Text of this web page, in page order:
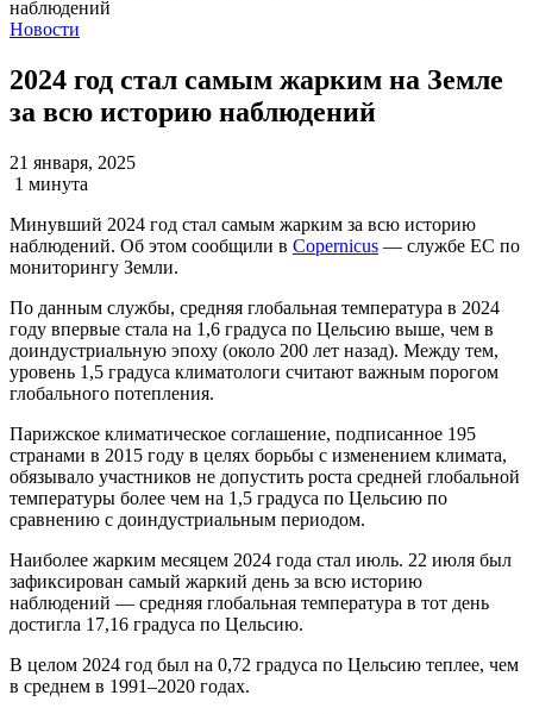
Новости
2024 год стал самым жарким на Земле
за всю историю наблюдений
21 января, 2025
1 минута
Минувший 2024 год стал самым жарким за всю историю
наблюдений. Об этом сообщили в Copernicus — службе ЕС по
мониторингу Земли.
По данным службы, средняя глобальная температура в 2024
году впервые стала на 1,6 градуса по Цельсию выше, чем в
доиндустриальную эпоху (около 200 лет назад). Между тем,
уровень 1,5 градуса климатологи считают важным порогом
глобального потепления.
Парижское климатическое соглашение, подписанное 195
странами в 2015 году в целях борьбы с изменением климата,
обязывало участников не допустить роста средней глобальной
температуры более чем на 1,5 градуса по Цельсию по
сравнению с доиндустриальным периодом.
Наиболее жарким месяцем 2024 года стал июль. 22 июля был
зафиксирован самый жаркий день за всю историю
наблюдений — средняя глобальная температура в тот день
достигла 17,16 градуса по Цельсию.
В целом 2024 год был на 0,72 градуса по Цельсию теплее, чем
в среднем в 1991–2020 годах.